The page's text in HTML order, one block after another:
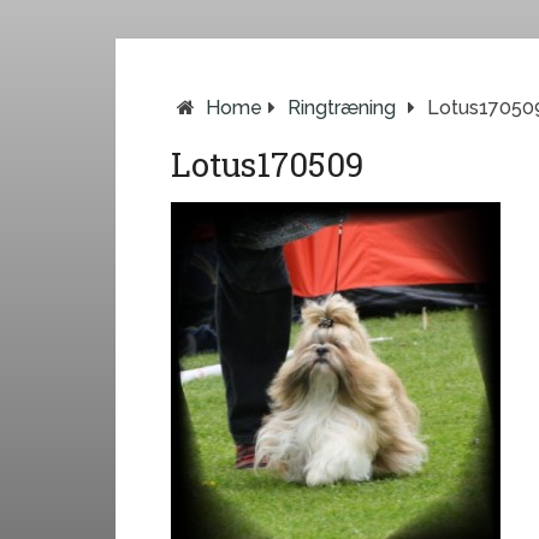
Home Ringtræning
Lotus170509